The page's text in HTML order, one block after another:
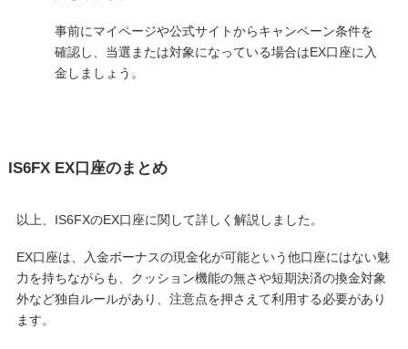
事前にマイページや公式サイトからキャンペーン条件を
確認し、当選または対象になっている場合はEX口座に入
金しましょう。
IS6FX EX口座のまとめ
以上、IS6FXのEX口座に関して詳しく解説しました。
EX口座は、入金ボーナスの現金化が可能という他口座にはない魅
力を持ちながらも、クッション機能の無さや短期決済の換金対象
外など独自ルールがあり、注意点を押さえて利用する必要があり
ます。